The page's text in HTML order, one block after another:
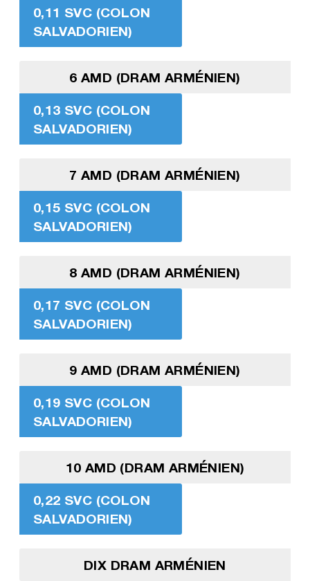
0,11 SVC (COLON
SALVADORIEN)
6 AMD (DRAM ARMÉNIEN)
0,13 SVC (COLON
SALVADORIEN)
7 AMD (DRAM ARMÉNIEN)
0,15 SVC (COLON
SALVADORIEN)
8 AMD (DRAM ARMÉNIEN)
0,17 SVC (COLON
SALVADORIEN)
9 AMD (DRAM ARMÉNIEN)
0,19 SVC (COLON
SALVADORIEN)
10 AMD (DRAM ARMÉNIEN)
0,22 SVC (COLON
SALVADORIEN)
DIX DRAM ARMÉNIEN